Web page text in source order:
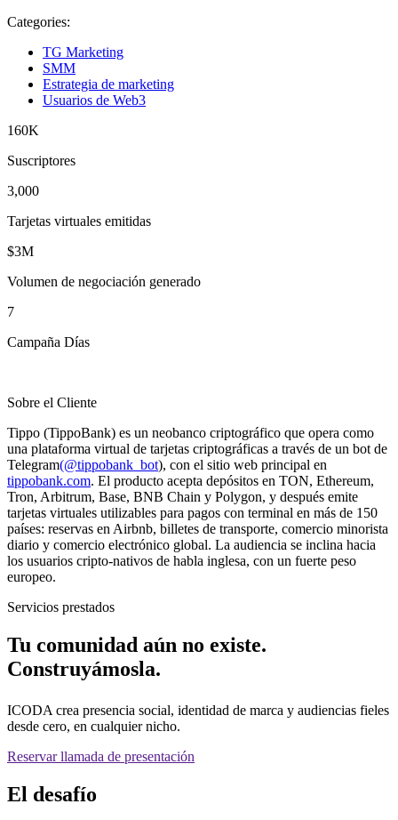
Categories:
TG Marketing
SMM
Estrategia de marketing
Usuarios de Web3
160K
Suscriptores
3,000
Tarjetas virtuales emitidas
$3M
Volumen de negociación generado
7
Campaña Días
Sobre el Cliente
Tippo (TippoBank) es un neobanco criptográfico que opera como
una plataforma virtual de tarjetas criptográficas a través de un bot de
Telegram(@tippobank_bot), con el sitio web principal en
tippobank.com. El producto acepta depósitos en TON, Ethereum,
Tron, Arbitrum, Base, BNB Chain y Polygon, y después emite
tarjetas virtuales utilizables para pagos con terminal en más de 150
países: reservas en Airbnb, billetes de transporte, comercio minorista
diario y comercio electrónico global. La audiencia se inclina hacia
los usuarios cripto-nativos de habla inglesa, con un fuerte peso
europeo.
Servicios prestados
Tu comunidad aún no existe.
Construyámosla.
ICODA crea presencia social, identidad de marca y audiencias fieles
desde cero, en cualquier nicho.
Reservar llamada de presentación
El desafío